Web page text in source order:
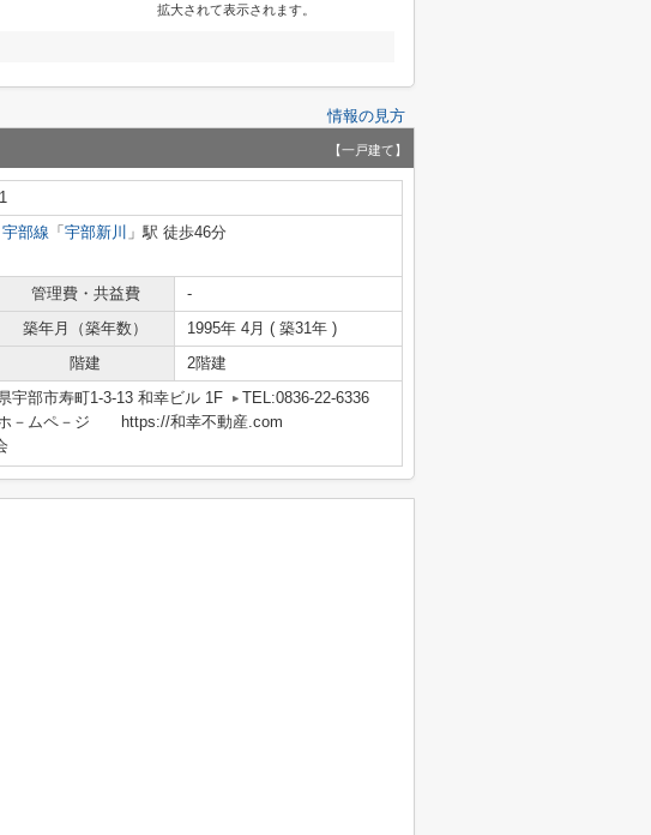
拡大されて表示されます。
情報の見方
【一戸建て】
宇部線 「 宇部新川 」駅 徒歩46分
管理費・共益費
-
築年月（築年数）
1995年 4月 ( 築31年 )
階建 2階建
宇部市寿町1-3-13 和幸ビル 1F
TEL:0836-22-6336
ホ－ムペ－ジ https://和幸不動産.com